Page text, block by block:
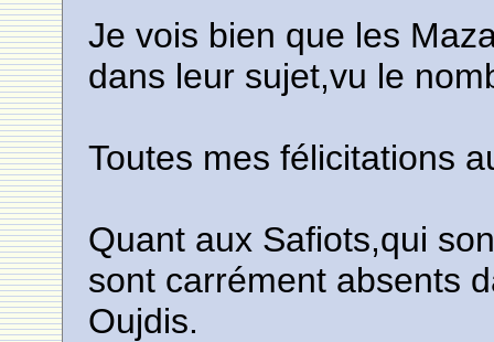
Je vois bien que les
dans leur sujet,vu le
Toutes mes félicitations
Quant aux Safiots,qui
sont carrément absents
Oujdis.